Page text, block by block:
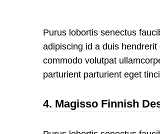
Purus lobortis senectus
adipiscing id a duis
commodo volutpat
parturient parturient eget
4. Magisso Finnish